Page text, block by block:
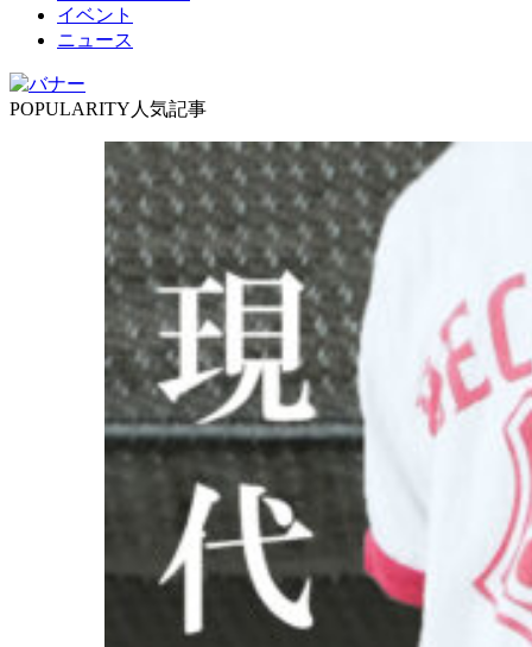
イベント
ニュース
POPULARITY 人気記事